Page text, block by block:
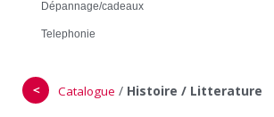
Dépannage/cadeaux
Telephonie
＜ Catalogue / Histoire / Litterature